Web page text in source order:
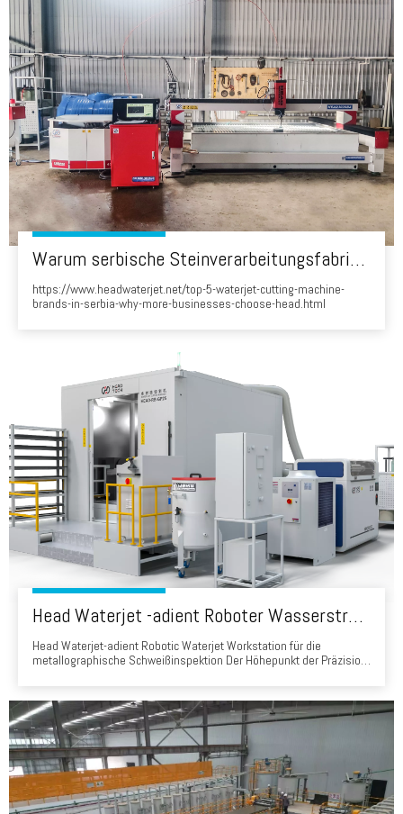
Warum serbische Steinverarbeitungsfabriken den von Chinien hergestellten 'Kopf' WaterJet wählen
https://www.headwaterjet.net/top-5-waterjet-cutting-machine-
brands-in-serbia-why-more-businesses-choose-head.html
Head Waterjet -adient Roboter Wasserstrahl Workstation für die metallographische Schweißinspektion
Head Waterjet-adient Robotic Waterjet Workstation für die
metallographische Schweißinspektion Der Höhepunkt der Präzision
Schneidlösung